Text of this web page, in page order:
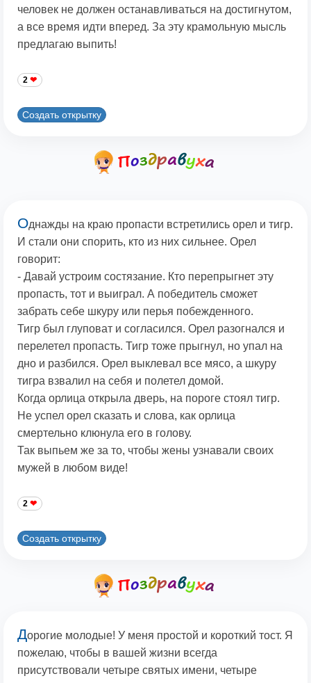
человек не должен останавливаться на достигнутом,
а все время идти вперед. За эту крамольную мысль
предлагаю выпить!
2
Создать открытку
Однажды на краю пропасти встретились орел и тигр.
И стали они спорить, кто из них сильнее. Орел
говорит:
- Давай устроим состязание. Кто перепрыгнет эту
пропасть, тот и выиграл. А победитель сможет
забрать себе шкуру или перья побежденного.
Тигр был глуповат и согласился. Орел разогнался и
перелетел пропасть. Тигр тоже прыгнул, но упал на
дно и разбился. Орел выклевал все мясо, а шкуру
тигра взвалил на себя и полетел домой.
Когда орлица открыла дверь, на пороге стоял тигр.
Не успел орел сказать и слова, как орлица
смертельно клюнула его в голову.
Так выпьем же за то, чтобы жены узнавали своих
мужей в любом виде!
2
Создать открытку
Дорогие молодые! У меня простой и короткий тост. Я
пожелаю, чтобы в вашей жизни всегда
присутствовали четыре святых имени, четыре